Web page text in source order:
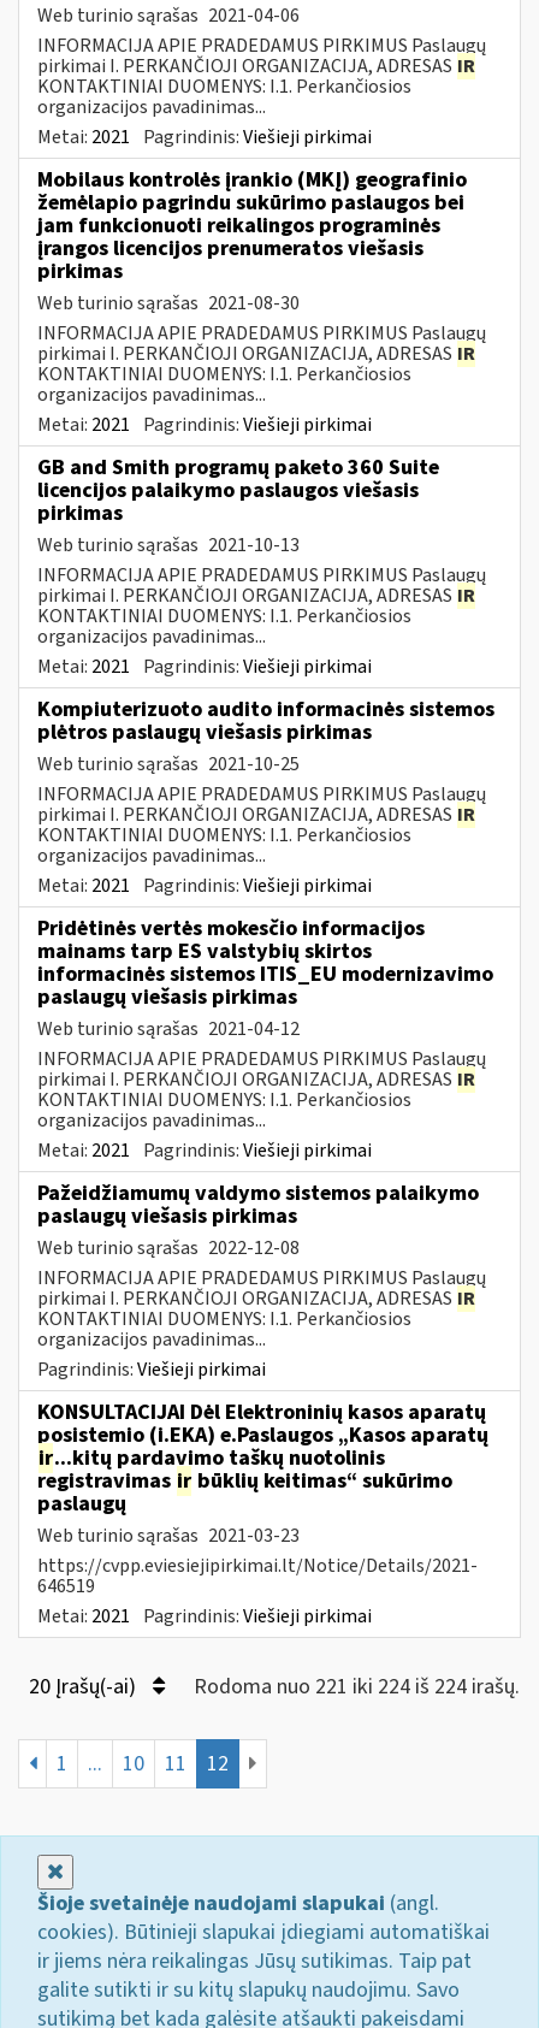
Web turinio sąrašas 2021-04-06
INFORMACIJA APIE PRADEDAMUS PIRKIMUS Paslaugų
pirkimai I. PERKANČIOJI ORGANIZACIJA, ADRESAS IR
KONTAKTINIAI DUOMENYS: I.1. Perkančiosios
organizacijos pavadinimas...
Metai: 2021 Pagrindinis:Viešieji pirkimai
Mobilaus kontrolės įrankio (MKĮ) geografinio
žemėlapio pagrindu sukūrimo paslaugos bei
jam funkcionuoti reikalingos programinės
įrangos licencijos prenumeratos viešasis
pirkimas
Web turinio sąrašas 2021-08-30
INFORMACIJA APIE PRADEDAMUS PIRKIMUS Paslaugų
pirkimai I. PERKANČIOJI ORGANIZACIJA, ADRESAS IR
KONTAKTINIAI DUOMENYS: I.1. Perkančiosios
organizacijos pavadinimas...
Metai: 2021 Pagrindinis:Viešieji pirkimai
GB and Smith programų paketo 360 Suite
licencijos palaikymo paslaugos viešasis
pirkimas
Web turinio sąrašas 2021-10-13
INFORMACIJA APIE PRADEDAMUS PIRKIMUS Paslaugų
pirkimai I. PERKANČIOJI ORGANIZACIJA, ADRESAS IR
KONTAKTINIAI DUOMENYS: I.1. Perkančiosios
organizacijos pavadinimas...
Metai: 2021 Pagrindinis:Viešieji pirkimai
Kompiuterizuoto audito informacinės sistemos
plėtros paslaugų viešasis pirkimas
Web turinio sąrašas 2021-10-25
INFORMACIJA APIE PRADEDAMUS PIRKIMUS Paslaugų
pirkimai I. PERKANČIOJI ORGANIZACIJA, ADRESAS IR
KONTAKTINIAI DUOMENYS: I.1. Perkančiosios
organizacijos pavadinimas...
Metai: 2021 Pagrindinis:Viešieji pirkimai
Pridėtinės vertės mokesčio informacijos
mainams tarp ES valstybių skirtos
informacinės sistemos ITIS_EU modernizavimo
paslaugų viešasis pirkimas
Web turinio sąrašas 2021-04-12
INFORMACIJA APIE PRADEDAMUS PIRKIMUS Paslaugų
pirkimai I. PERKANČIOJI ORGANIZACIJA, ADRESAS IR
KONTAKTINIAI DUOMENYS: I.1. Perkančiosios
organizacijos pavadinimas...
Metai: 2021 Pagrindinis:Viešieji pirkimai
Pažeidžiamumų valdymo sistemos palaikymo
paslaugų viešasis pirkimas
Web turinio sąrašas 2022-12-08
INFORMACIJA APIE PRADEDAMUS PIRKIMUS Paslaugų
pirkimai I. PERKANČIOJI ORGANIZACIJA, ADRESAS IR
KONTAKTINIAI DUOMENYS: I.1. Perkančiosios
organizacijos pavadinimas...
Pagrindinis:Viešieji pirkimai
KONSULTACIJAI Dėl Elektroninių kasos aparatų
posistemio (i.EKA) e.Paslaugos „Kasos aparatų
ir...kitų pardavimo taškų nuotolinis
registravimas ir būklių keitimas“ sukūrimo
paslaugų
Web turinio sąrašas 2021-03-23
https://cvpp.eviesiejipirkimai.lt/Notice/Details/2021-
646519
Metai: 2021 Pagrindinis:Viešieji pirkimai
20 Įrašų(-ai) Rodoma nuo 221 iki 224 iš 224 irašų.
1 ... 10 11 12
Šioje svetainėje naudojami slapukai (angl.
cookies). Būtinieji slapukai įdiegiami automatiškai
ir jiems nėra reikalingas Jūsų sutikimas. Taip pat
galite sutikti ir su kitų slapukų naudojimu. Savo
sutikimą bet kada galėsite atšaukti pakeisdami